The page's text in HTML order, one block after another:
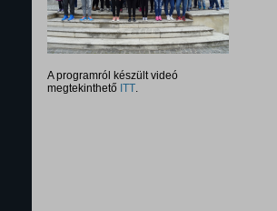
A programról készült videó
megtekinthető ITT.